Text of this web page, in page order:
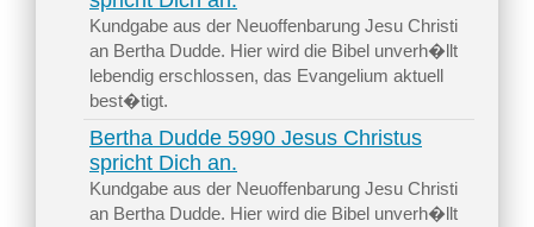
Kundgabe aus der Neuoffenbarung Jesu Christi
an Bertha Dudde. Hier wird die Bibel unverh�llt
lebendig erschlossen, das Evangelium aktuell
best�tigt.
Bertha Dudde 5990 Jesus Christus
spricht Dich an.
Kundgabe aus der Neuoffenbarung Jesu Christi
an Bertha Dudde. Hier wird die Bibel unverh�llt